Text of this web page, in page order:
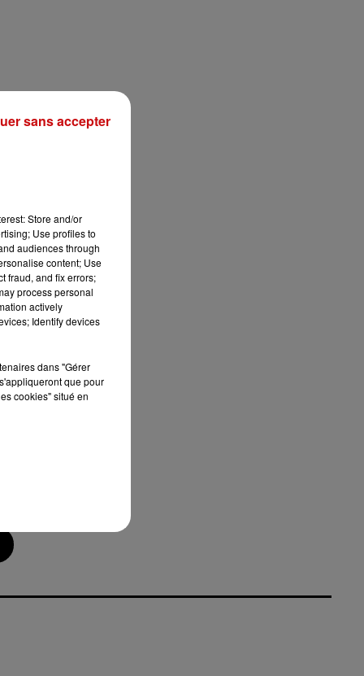
.
Store and/or
Use profiles to
audiences through
content; Use
fraud, and fix errors;
process personal
actively
Identify devices
dans "Gérer
que pour
cookies" situé en
sans accepter